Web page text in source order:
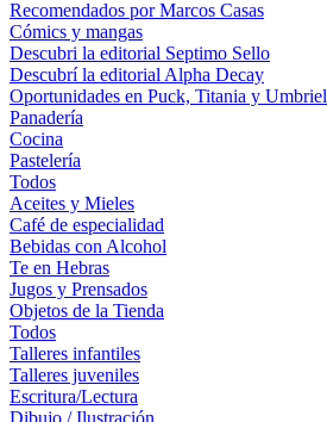
Recomendados por Marcos Casas
Cómics y mangas
Descubri la editorial Septimo Sello
Descubrí la editorial Alpha Decay
Oportunidades en Puck, Titania y Umbriel
Panadería
Cocina
Pastelería
Todos
Aceites y Mieles
Café de especialidad
Bebidas con Alcohol
Te en Hebras
Jugos y Prensados
Objetos de la Tienda
Todos
Talleres infantiles
Talleres juveniles
Escritura/Lectura
Dibujo / Ilustración